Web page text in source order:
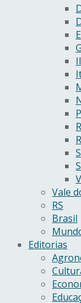
Vale
RS
Brasil
Editorias